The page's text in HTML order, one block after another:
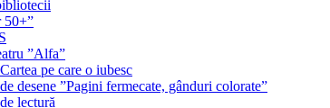
50+”
”Alfa”
pe care o iubesc
desene ”Pagini fermecate, gânduri colorate”
lectură